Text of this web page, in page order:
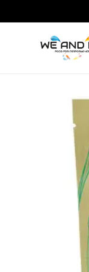
ai contenuti
Passa alle
sul prodotto